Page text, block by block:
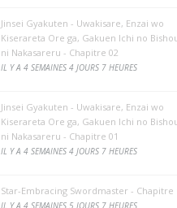
Jinsei Gyakuten - Uwakisare, Enzai wo
Kiserareta Ore ga, Gakuen Ichi no
ni Nakasareru - Chapitre 02
IL Y A 4 SEMAINES 4 JOURS 7 HEURES
Jinsei Gyakuten - Uwakisare, Enzai wo
Kiserareta Ore ga, Gakuen Ichi no
ni Nakasareru - Chapitre 01
IL Y A 4 SEMAINES 4 JOURS 7 HEURES
Star-Embracing Swordmaster - Chapitre
IL Y A 4 SEMAINES 5 JOURS 7 HEURES